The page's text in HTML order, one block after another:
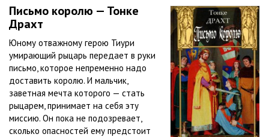
Письмо королю — Тонке
Драхт
Юному отважному герою Тиури
умирающий рыцарь передает в руки
письмо, которое непременно надо
доставить королю. И мальчик,
заветная мечта которого — стать
рыцарем, принимает на себя эту
миссию. Он пока не подозревает,
сколько опасностей ему предстоит